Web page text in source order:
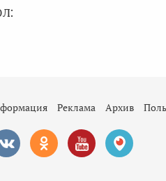
Реклама Архив